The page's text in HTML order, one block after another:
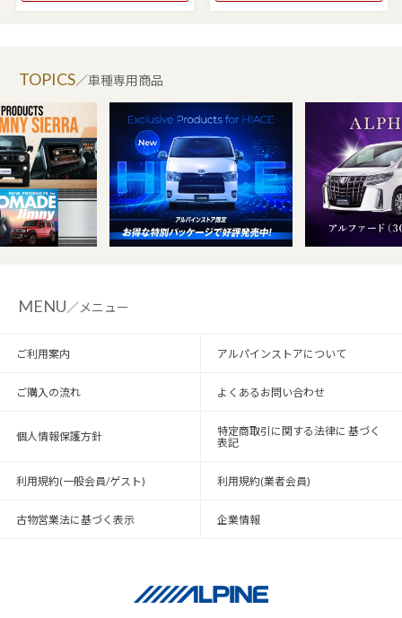
／車種専用商品
MENU／メニュー
ご利用案内 アルパインストアについて
ご購入の流れ よくあるお問い合わせ
個人情報保護方針
特定商取引に関する法律に 基づく
表記
利用規約(一般会員/ゲスト) 利用規約(業者会員)
古物営業法に基づく表示 企業情報